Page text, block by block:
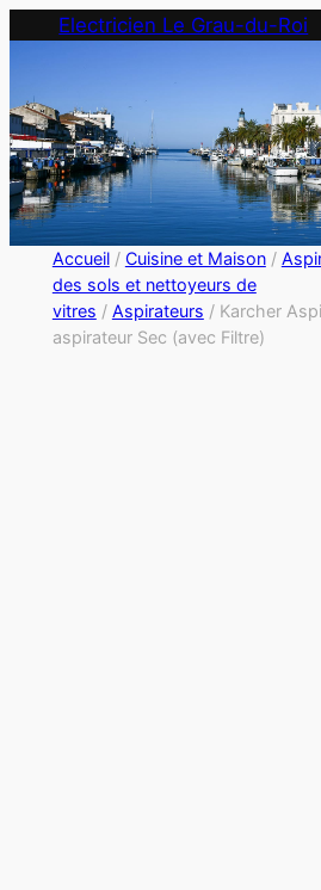
Electricien Le Grau-du-Roi
Accueil/ Cuisine et Maison/
des sols et nettoyeurs de
vitres / Aspirateurs / Karcher
aspirateur Sec (avec Filtre)